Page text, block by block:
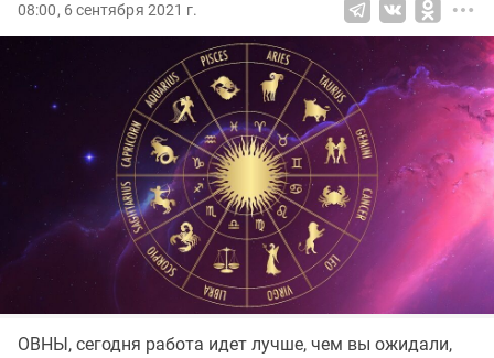
08:00, 6 сентября 2021 г.
ОВНЫ, сегодня работа идет лучше, чем вы ожидали,